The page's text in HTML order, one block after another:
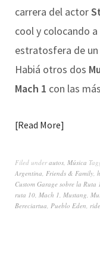
carrera del actor
cool y colocando
estratosfera de
Habiá otros dos
Mach 1 con las
Read More
Filed underautos Música
Argentina Friends & Family
Custom Garage sobre la
ruta 10 Mach 1 Mustang
Bereciartua Pueblo Eden